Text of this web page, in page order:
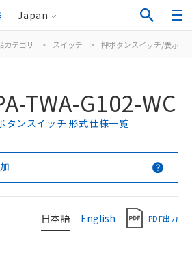
Japan
カテゴリ > スイッチ > 押ボタンスイッチ/表示灯
TWA-G102-WC
タンスイッチ 形式仕様一覧
日本語 English PDF出力